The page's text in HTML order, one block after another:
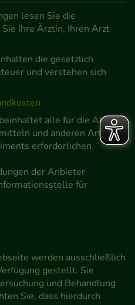
lesen Sie die
Ihre Ärztin, Ihren Arzt
die gesetzlich
und verstehen sich
alle für die Abgabe
und anderen Artikeln
erforderlichen
der Anbieter
für
werden ausschließlich
gestellt. Sie
und Behandlung
Sie, dass hierdurch